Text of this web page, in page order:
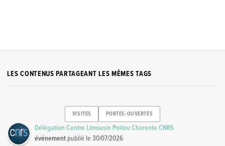
LES CONTENUS PARTAGEANT LES MÊMES TAGS
VISITES PORTES-OUVERTES
Délégation Centre Limousin Poitou Charente CNRS
événement publié le30/07/2026